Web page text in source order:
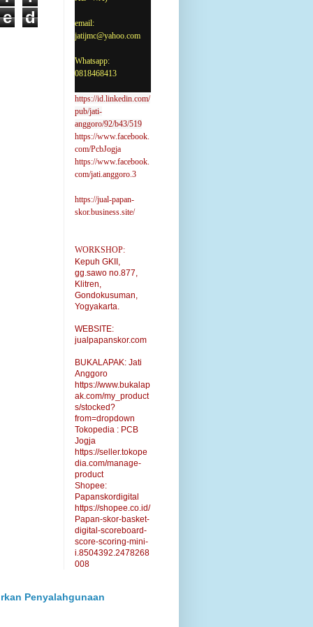
e
d
email:
jatijmc@yahoo.com
Whatsapp:
0818468413
https://id.linkedin.com/
pub/jati-
anggoro/92/b43/519
https://www.facebook.
com/PcbJogja
https://www.facebook.
com/jati.anggoro.3
https://jual-papan-
skor.business.site/
WORKSHOP:
Kepuh GKII,
gg.sawo no.877,
Klitren,
Gondokusuman,
Yogyakarta.
WEBSITE:
jualpapanskor.com
BUKALAPAK: Jati
Anggoro
https://www.bukalap
ak.com/my_product
s/stocked?
from=dropdown
Tokopedia : PCB
Jogja
https://seller.tokope
dia.com/manage-
product
Shopee:
Papanskordigital
https://shopee.co.id/
Papan-skor-basket-
digital-scoreboard-
score-scoring-mini-
i.8504392.2478268
008
Penyalahgunaan